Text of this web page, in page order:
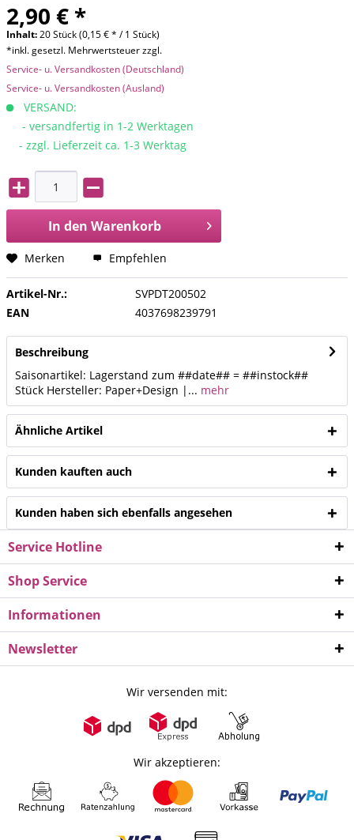
2,90 € *
Inhalt:20 Stück (0,15 € * / 1 Stück)
*inkl. gesetzl. Mehrwertsteuer zzgl.
Service- u. Versandkosten (Deutschland)
Service- u. Versandkosten (Ausland)
VERSAND:
- versandfertig in 1-2 Werktagen
- zzgl. Lieferzeit ca. 1-3 Werktag
In den Warenkorb
Merken Empfehlen
Artikel-Nr.:
SVPDT200502
EAN
4037698239791
Beschreibung
Saisonartikel: Lagerstand zum ##date## = ##instock##
Stück Hersteller: Paper+Design |... mehr
Ähnliche Artikel
Kunden kauften auch
Kunden haben sich ebenfalls angesehen
Service Hotline
Shop Service
Informationen
Newsletter
Wir versenden mit:
Wir akzeptieren: